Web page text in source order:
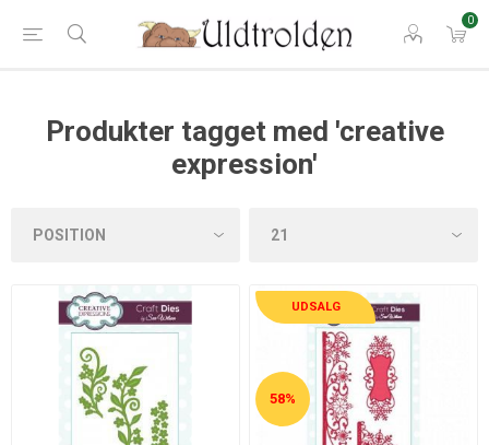
0
Produkter tagget med 'creative
expression'
UDSALG
58%